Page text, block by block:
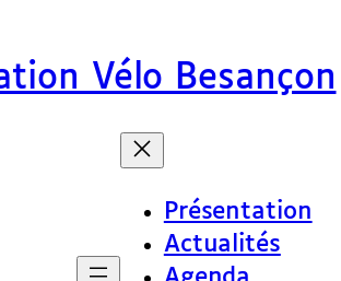
Vélo Besançon
Présentation
Actualités